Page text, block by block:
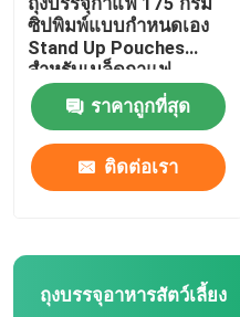
บ้าน
ผลิตภัณฑ์
ซิปพิมพ์แบบกำหนดเอง
Stand Up Pouches
สำหรับเมล็ดกาแฟ
ราคาถูกที่สุด
ติดต่อเรา
ถุงบรรจุอาหารสัตว์เลี้ยง